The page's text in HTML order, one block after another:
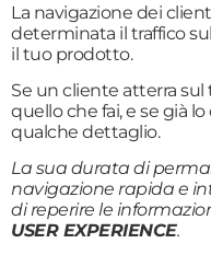
La navigazione dei
determinata il traffico
il tuo prodotto.
Se un cliente atterra
quello che fai, e se già
qualche dettaglio.
La sua durata di
navigazione rapida e
di reperire le
USER EXPERIENCE.